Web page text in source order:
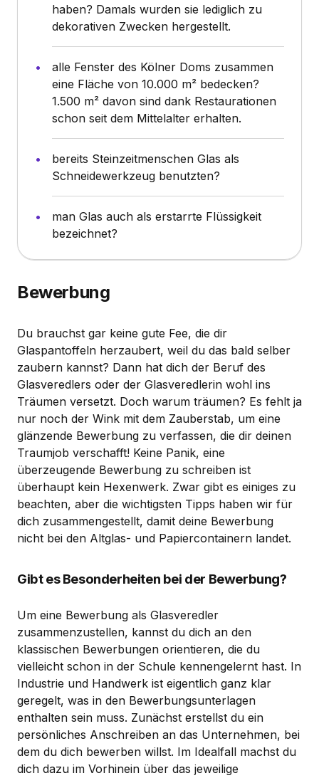
haben? Damals wurden sie lediglich zu
dekorativen Zwecken hergestellt.
alle Fenster des Kölner Doms zusammen
eine Fläche von 10.000 m² bedecken?
1.500 m² davon sind dank Restaurationen
schon seit dem Mittelalter erhalten.
bereits Steinzeitmenschen Glas als
Schneidewerkzeug benutzten?
man Glas auch als erstarrte Flüssigkeit
bezeichnet?
Bewerbung
Du brauchst gar keine gute Fee, die dir
Glaspantoffeln herzaubert, weil du das bald selber
zaubern kannst? Dann hat dich der Beruf des
Glasveredlers oder der Glasveredlerin wohl ins
Träumen versetzt. Doch warum träumen? Es fehlt ja
nur noch der Wink mit dem Zauberstab, um eine
glänzende Bewerbung zu verfassen, die dir deinen
Traumjob verschafft! Keine Panik, eine
überzeugende Bewerbung zu schreiben ist
überhaupt kein Hexenwerk. Zwar gibt es einiges zu
beachten, aber die wichtigsten Tipps haben wir für
dich zusammengestellt, damit deine Bewerbung
nicht bei den Altglas- und Papiercontainern landet.
Gibt es Besonderheiten bei der Bewerbung?
Um eine Bewerbung als Glasveredler
zusammenzustellen, kannst du dich an den
klassischen Bewerbungen orientieren, die du
vielleicht schon in der Schule kennengelernt hast. In
Industrie und Handwerk ist eigentlich ganz klar
geregelt, was in den Bewerbungsunterlagen
enthalten sein muss. Zunächst erstellst du ein
persönliches Anschreiben an das Unternehmen, bei
dem du dich bewerben willst. Im Idealfall machst du
dich dazu im Vorhinein über das jeweilige